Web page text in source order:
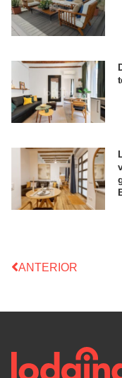
ANTERIOR